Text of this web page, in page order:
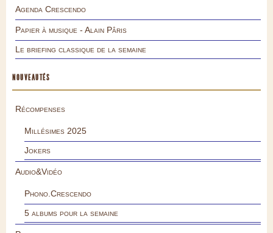
Agenda Crescendo
Papier à musique - Alain Pâris
Le briefing classique de la semaine
NOUVEAUTÉS
Récompenses
Millésimes 2025
Jokers
Audio&Vidéo
Phono.Crescendo
5 albums pour la semaine